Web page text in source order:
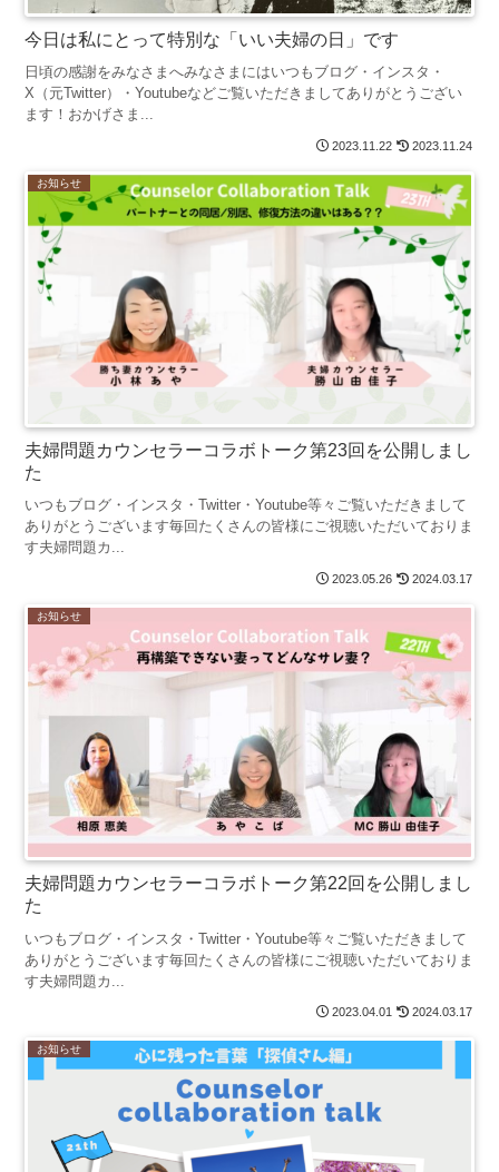
今日は私にとって特別な「いい夫婦の日」です
日頃の感謝をみなさまへみなさまにはいつもブログ・インスタ・
X（元Twitter）・Youtubeなどご覧いただきましてありがとうござい
ます！おかげさま...
2023.11.22 2023.11.24
お知らせ
夫婦問題カウンセラーコラボトーク第23回を公開しまし
た
いつもブログ・インスタ・Twitter・Youtube等々ご覧いただきまして
ありがとうございます毎回たくさんの皆様にご視聴いただいておりま
す夫婦問題カ...
2023.05.26 2024.03.17
お知らせ
夫婦問題カウンセラーコラボトーク第22回を公開しまし
た
いつもブログ・インスタ・Twitter・Youtube等々ご覧いただきまして
ありがとうございます毎回たくさんの皆様にご視聴いただいておりま
す夫婦問題カ...
2023.04.01 2024.03.17
お知らせ